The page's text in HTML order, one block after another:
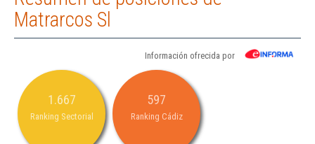
Matrarcos Sl
Información ofrecida por
1.667
Ranking Sectorial
597
Ranking Cádiz